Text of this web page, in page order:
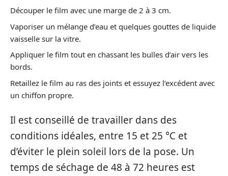
Découper le film avec une marge de 2 à 3 cm.
Vaporiser un mélange d’eau et quelques gouttes de liquide
vaisselle sur la vitre.
Appliquer le film tout en chassant les bulles d’air vers les
bords.
Retaillez le film au ras des joints et essuyez l’excédent avec
un chiffon propre.
Il est conseillé de travailler dans des
conditions idéales, entre 15 et 25 °C et
d’éviter le plein soleil lors de la pose. Un
temps de séchage de 48 à 72 heures est